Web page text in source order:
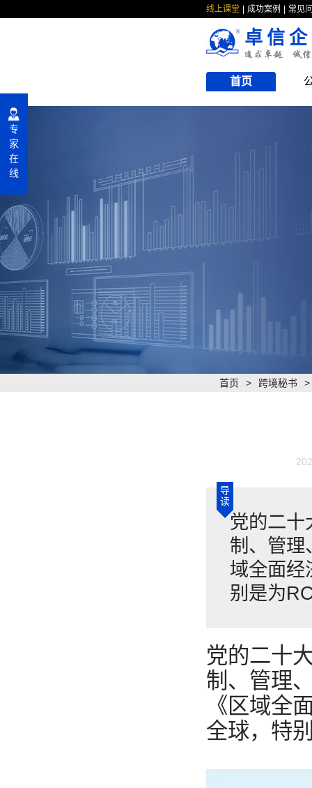
线上课堂 成功案例 常见
卓信
首页
首页 > 跨境秘书 >
导
读
党的二十
制、管理
域全面经
别是为
党的二十
制、管理
《区域全
全球，特
专
家
在
线